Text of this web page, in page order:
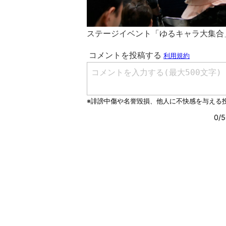
ステージイベント「ゆるキャラ大集